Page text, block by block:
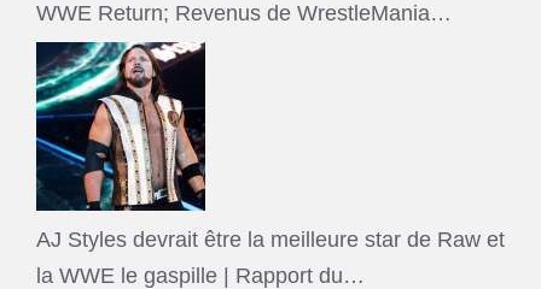
WWE Return; Revenus de WrestleMania…
AJ Styles devrait être la meilleure star de Raw et
la WWE le gaspille | Rapport du…